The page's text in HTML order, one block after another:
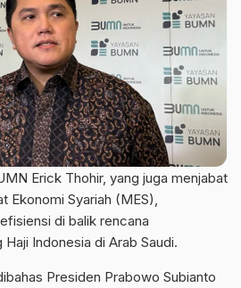
Erick Thohir, yang juga menjabat
Ekonomi Syariah (MES),
di balik rencana
Indonesia di Arab Saudi.
Presiden Prabowo Subianto